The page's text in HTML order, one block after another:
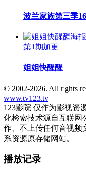
波兰家族第三季
第1期加更
姐姐快醒醒
© 2002-2026. All rights
www.tv123.tv
123影院 仅作为影视资
化检索技术源自互联网
作、不上传任何音视频
系资源原存储网站。
播放记录